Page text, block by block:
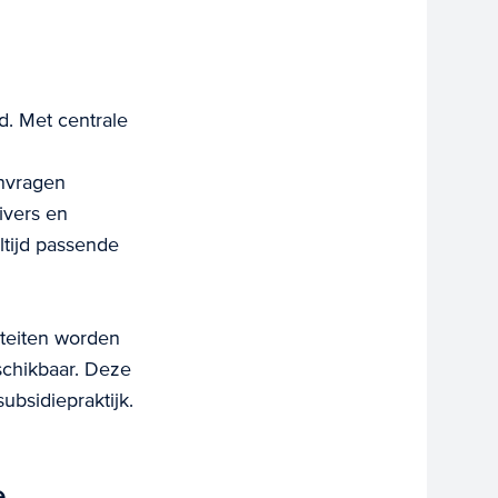
Met centrale
en
passende
worden
Deze